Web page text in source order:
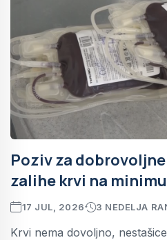
Poziv za
zalihe krvi na
17 JUL, 2026 3 NEDELJA
Krvi nema dovoljno,